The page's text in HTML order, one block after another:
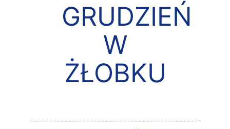
GRUDZIEŃ
W
ŻŁOBKU